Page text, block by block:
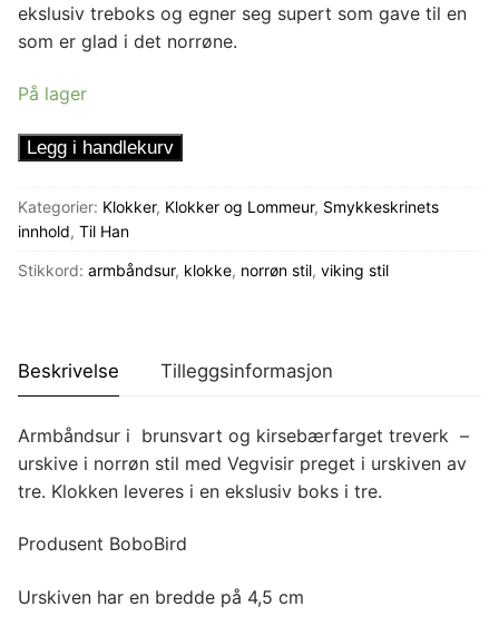
ekslusiv treboks og egner seg supert som gave til en
som er glad i det norrøne.
På lager
Armbåndsur
antall
Legg i handlekurv
Kategorier: Klokker, Klokker og Lommeur, Smykkeskrinets
innhold, Til Han
Stikkord: armbåndsur, klokke, norrøn stil, viking stil
Beskrivelse Tilleggsinformasjon
Armbåndsur i brunsvart og kirsebærfarget treverk –
urskive i norrøn stil med Vegvisir preget i urskiven av
tre. Klokken leveres i en ekslusiv boks i tre.
Produsent BoboBird
Urskiven har en bredde på 4,5 cm